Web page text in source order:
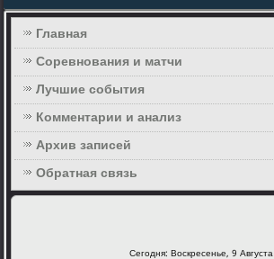
Главная
Соревнования и матчи
Лучшие события
Комментарии и анализ
Архив записей
Обратная связь
Сегодня: Воскресенье, 9 Августа